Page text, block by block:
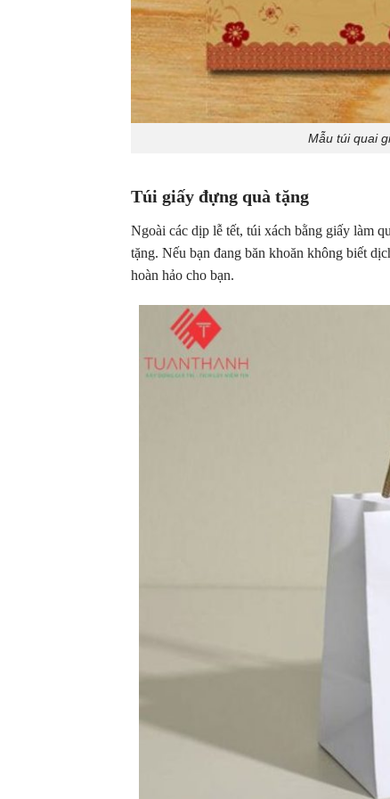
Mẫu túi quai
Túi giấy đựng quà tặng
Ngoài các dịp lễ tết, túi xách bằng giấy làm
tặng. Nếu bạn đang băn khoăn không biết
hoàn hảo cho bạn.